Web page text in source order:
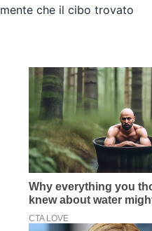
che il cibo trovato